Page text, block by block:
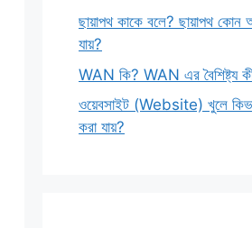
ছায়াপথ কাকে বলে? ছায়াপথ কোন
যায়?
WAN কি? WAN এর বৈশিষ্ট্য
ওয়েবসাইট (Website) খুলে
করা যায়?